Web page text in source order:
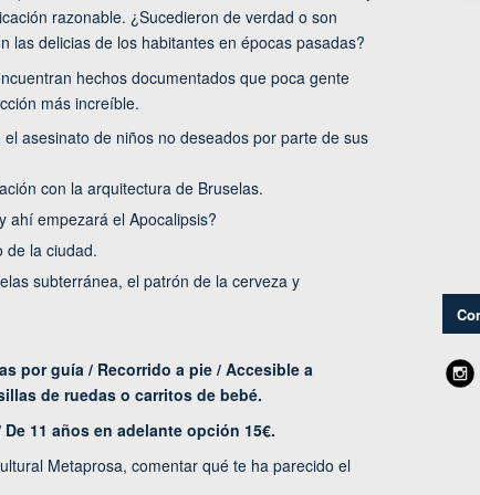
razonable. ¿Sucedieron de verdad o son
las delicias de los habitantes en épocas pasadas?
hechos documentados que poca gente
más increíble.
asesinato de niños no deseados por parte de sus
con la arquitectura de Bruselas.
ahí empezará el Apocalipsis?
de la ciudad.
subterránea, el patrón de la cerveza y
por guía / Recorrido a pie / Accesible a
de ruedas o carritos de bebé.
11 años en adelante opción 15€.
Metaprosa, comentar qué te ha parecido el